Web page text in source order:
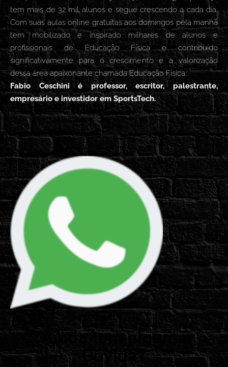
tem mais de 32 mil alunos e segue crescendo a cada dia.
Com suas aulas online gratuitas aos domingos pela manhã
tem mobilizado e inspirado milhares de alunos e
profissionais de Educação Física e contribuído
significativamente para o crescimento e a valorização
dessa área apaixonante chamada Educação Física.
Fabio Ceschini é professor, escritor, palestrante,
empresário e investidor em SportsTech.
Ainda tem alguma
Dúvida?